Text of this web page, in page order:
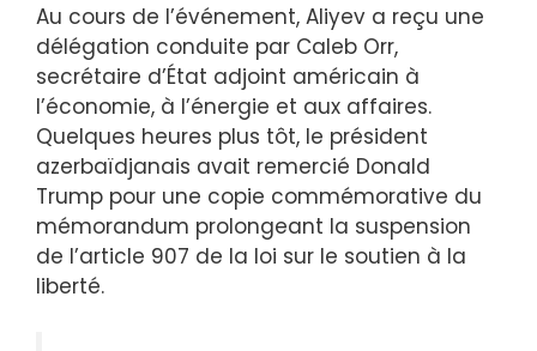
Au cours de l’événement, Aliyev a reçu une
délégation conduite par Caleb Orr,
secrétaire d’État adjoint américain à
l’économie, à l’énergie et aux affaires.
Quelques heures plus tôt, le président
azerbaïdjanais avait remercié Donald
Trump pour une copie commémorative du
mémorandum prolongeant la suspension
de l’article 907 de la loi sur le soutien à la
liberté.